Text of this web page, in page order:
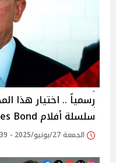
رسمياً .. اختيار هذا
سلسلة أفلام James Bond
الجمعة 27/يونيو/2025 - 08:39 م